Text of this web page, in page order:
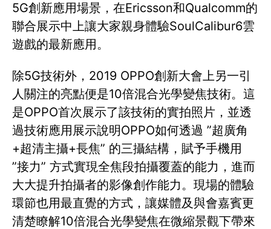
5G創新應用場景，在Ericsson和Qualcomm的
聯合展示中上讓大家親身體驗SoulCalibur6雲
遊戲的最新應用。
除5G技術外，2019 OPPO創新大會上另一引
人關注的亮點便是10倍混合光學變焦技術。這
是OPPO首次展示了該技術的實拍照片，並透
過技術應用展示說明OPPO如何透過 ”超廣角
+超清主攝+長焦” 的三攝結構，賦予手機用
”接力” 方式實現全焦段拍攝覆蓋的能力，進而
大大提升拍攝者的影像創作能力。現場的體驗
環節也用最直覺的方式，讓媒體及與會嘉賓更
清楚瞭解10倍混合光學變焦在微縮景觀下帶來